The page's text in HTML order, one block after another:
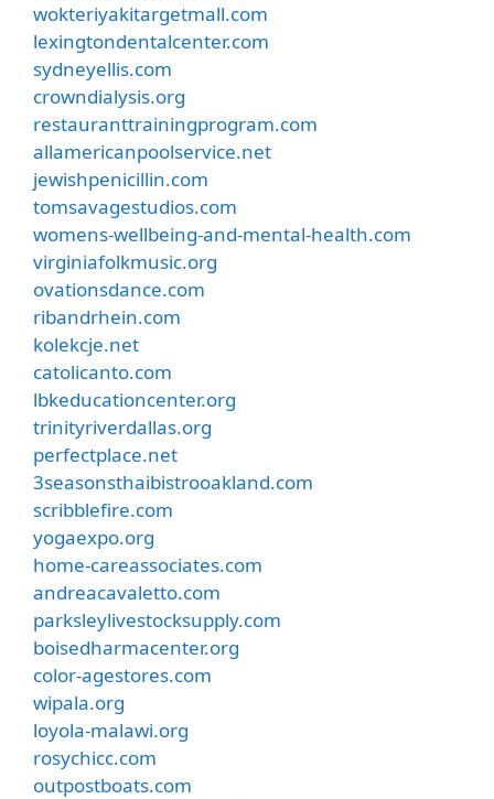
wokteriyakitargetmall.com
lexingtondentalcenter.com
sydneyellis.com
crowndialysis.org
restauranttrainingprogram.com
allamericanpoolservice.net
jewishpenicillin.com
tomsavagestudios.com
womens-wellbeing-and-mental-health.com
virginiafolkmusic.org
ovationsdance.com
ribandrhein.com
kolekcje.net
catolicanto.com
lbkeducationcenter.org
trinityriverdallas.org
perfectplace.net
3seasonsthaibistrooakland.com
scribblefire.com
yogaexpo.org
home-careassociates.com
andreacavaletto.com
parksleylivestocksupply.com
boisedharmacenter.org
color-agestores.com
wipala.org
loyola-malawi.org
rosychicc.com
outpostboats.com